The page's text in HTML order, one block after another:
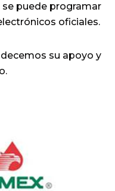
puede programar
oficiales.
su apoyo y